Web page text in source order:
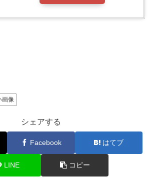
画像
シェアする
Facebook はてブ
LINE コピー